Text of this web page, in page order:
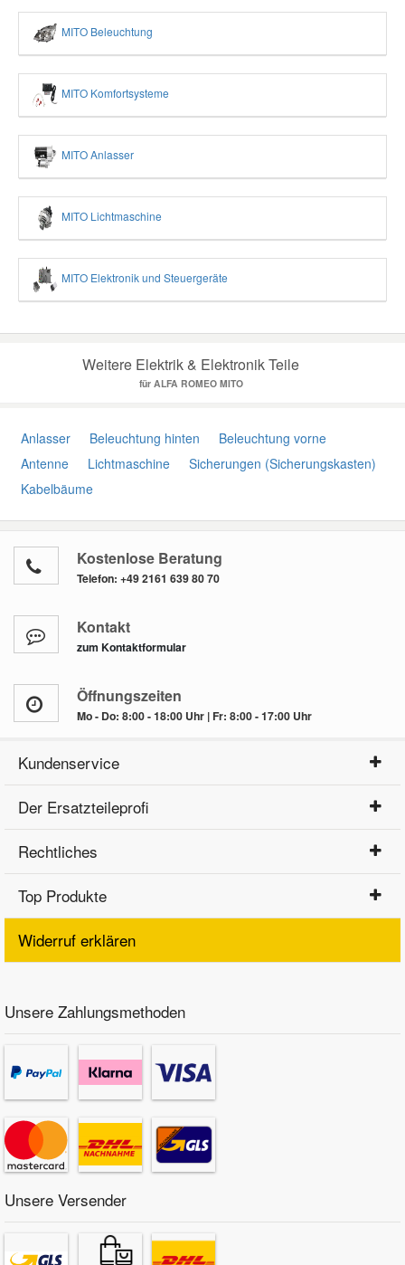
MITO Beleuchtung
MITO Komfortsysteme
MITO Anlasser
MITO Lichtmaschine
MITO Elektronik und Steuergeräte
Weitere Elektrik & Elektronik Teile
für ALFA ROMEO MITO
Anlasser Beleuchtung hinten
Beleuchtung vorne
Antenne
Lichtmaschine
Sicherungen (Sicherungskasten)
Kabelbäume
Kostenlose Beratung
Telefon: +49 2161 639 80 70
Kontakt
zum Kontaktformular
Öffnungszeiten
Mo - Do: 8:00 - 18:00 Uhr | Fr: 8:00 - 17:00 Uhr
Kundenservice
Der Ersatzteileprofi
Rechtliches
Top Produkte
Widerruf erklären
Unsere Zahlungsmethoden
Unsere Versender